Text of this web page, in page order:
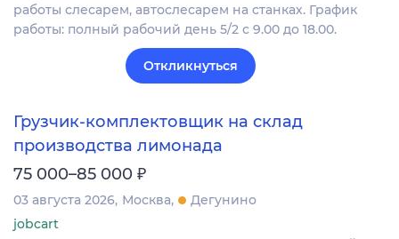
работы слесарем, автослесарем на станках. График
работы: полный рабочий день 5/2 с 9.00 до 18.00.
Откликнуться
Грузчик-комплектовщик на склад
производства лимонада
75 000–85 000 ₽
03 августа 2026 Москва
Дегунино
jobcart